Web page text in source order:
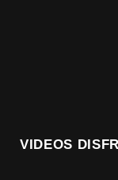
VIDEOS